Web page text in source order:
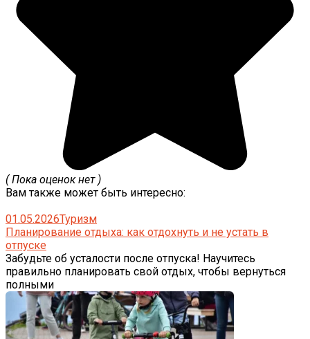
( Пока оценок нет )
Вам также может быть интересно:
01.05.2026Туризм
Планирование отдыха: как отдохнуть и не устать в
отпуске
Забудьте об усталости после отпуска! Научитесь
правильно планировать свой отдых, чтобы вернуться
полными